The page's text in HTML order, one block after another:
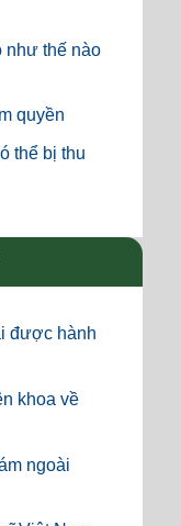
như thế nào
quyền
thể bị thu
được hành
khoa về
ngoài